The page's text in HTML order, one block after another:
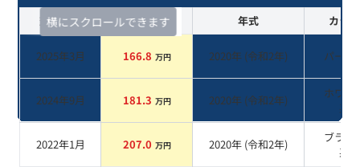
横にスクロールできます
査定時期 セルカ実績 年式 カラー
2025年3月 166.8 万円 2020年 (令和2年) パール
2024年9月 181.3 万円 2020年 (令和2年)
ホワイ
系
2022年1月 207.0 万円 2020年 (令和2年)
ブラッ
系